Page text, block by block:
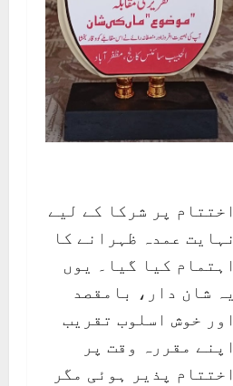
اختتام پر شرکا کے لیے
نہایت عمدہ ظہرانے کا
اہتمام کیا گیا۔ یوں
یہ شان دار، بامقصد
اور خوش اسلوب تقریب
اپنے مقررہ وقت پر
اختتام پذیر ہوئی مگر